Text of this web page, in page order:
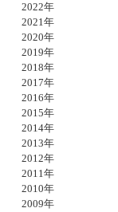
2022年
2021年
2020年
2019年
2018年
2017年
2016年
2015年
2014年
2013年
2012年
2011年
2010年
2009年